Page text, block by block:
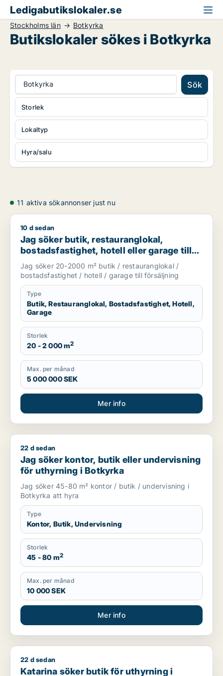
Ledigabutikslokaler.se
Stockholms län Botkyrka
Butikslokaler sökes i Botkyrka
Botkyrka Sök
Lokaltyp
Hyra/salu
Storlek
11 aktiva sökannonser just nu
Jag söker butik, restauranglokal, bostadsfastighet, hotell
10 d sedan
Jag söker butik, restauranglokal,
bostadsfastighet, hotell eller garage till
salu i Stockholms län
Jag söker 20-2000 m² butik / restauranglokal /
bostadsfastighet / hotell / garage till försäljning
Type
Butik, Restauranglokal, Bostadsfastighet, Hotell,
Garage
Storlek
20 - 2 000 m2
Max. per månad
5 000 000 SEK
Mer info
Jag söker kontor, butik eller undervisning för uthyrning i
22 d sedan
Jag söker kontor, butik eller undervisning
för uthyrning i Botkyrka
Jag söker 45-80 m² kontor / butik / undervisning i
Botkyrka att hyra
Type
Kontor, Butik, Undervisning
Storlek
45 - 80 m2
Max. per månad
10 000 SEK
Mer info
Katarina söker butik för uthyrning i Botkyrka
22 d sedan
Katarina söker butik för uthyrning i